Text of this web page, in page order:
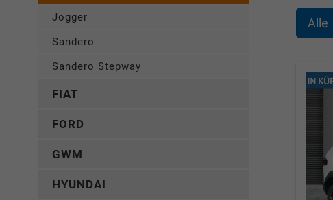
Alle
Jogger
Sandero
Sandero Stepway
FIAT
FORD
GWM
HYUNDAI